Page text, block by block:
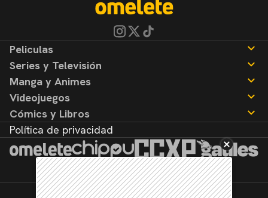
Peliculas
Noticias
Reseñas
Series y Televisión
Noticias
Reseñas
Manga y Animes
Noticias
Reseñas
Videojuegos
Noticias
Reseñas
Cómics y Libros
Noticias
Reseñas
Política de privacidad